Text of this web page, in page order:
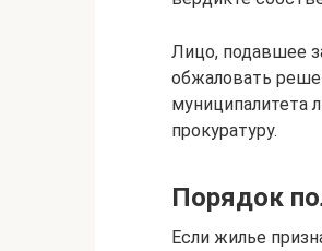
Лицо, подавшее
обжаловать
муниципалитета
прокуратуру.
Порядок
Если жилье